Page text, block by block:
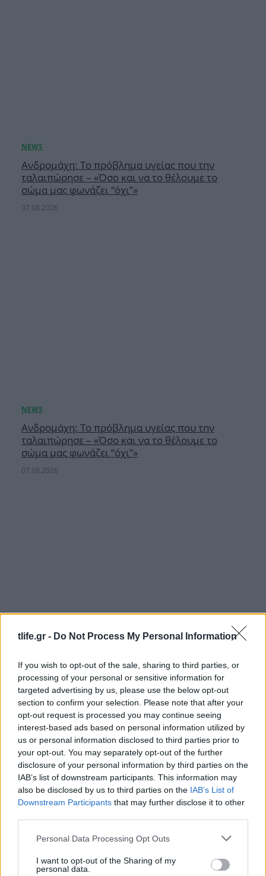
tlife.gr - Do Not Process My Personal Information
If you wish to opt-out of the sale, sharing to third parties, or
processing of your personal or sensitive information for
targeted advertising by us, please use the below opt-out
section to confirm your selection. Please note that after your
opt-out request is processed you may continue seeing
interest-based ads based on personal information utilized by
us or personal information disclosed to third parties prior to
your opt-out. You may separately opt-out of the further
disclosure of your personal information by third parties on the
IAB’s list of downstream participants. This information may
also be disclosed by us to third parties on the IAB’s List of
Downstream Participants that may further disclose it to other
Please note that this website/app uses one or more Google
not limited to your visit or usage behaviour. You may click to
grant or deny consent to Google and its third-party tags to
Personal Data Processing Opt Outs
I want to opt-out of the Sharing of my
personal data.
Ανδρομάχη: Το πρόβλημα υγείας που την
ταλαιπώρησε – «Όσο και να το θέλουμε το
σώμα μας φωνάζει “όχι”»
07.08.2026
Ανδρομάχη: Το πρόβλημα υγείας που την
ταλαιπώρησε – «Όσο και να το θέλουμε το
σώμα μας φωνάζει “όχι”»
07.08.2026
Ιουλία Καλλιμάνη: Θαμώνας της πέταξε
λουλούδια στο πρόσωπο – «Εσένα σου αρέσει
αυτό;»
07.08.2026